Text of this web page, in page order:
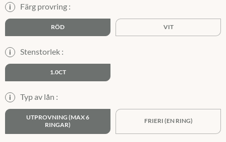
i Färg provring :
RÖD VIT
i Stenstorlek :
1.0CT
i Typ av lån :
UTPROVNING (MAX 6
RINGAR)
FRIERI (EN RING)